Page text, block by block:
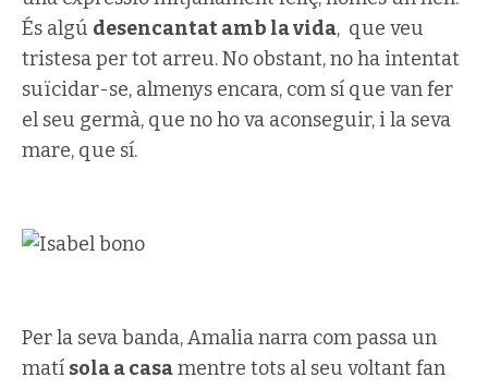
És algú desencantat amb la vida, que veu
tristesa per tot arreu. No obstant, no ha intentat
suïcidar-se, almenys encara, com sí que van fer
el seu germà, que no ho va aconseguir, i la seva
mare, que sí.
Per la seva banda, Amalia narra com passa un
matí sola a casamentre tots al seu voltant fan